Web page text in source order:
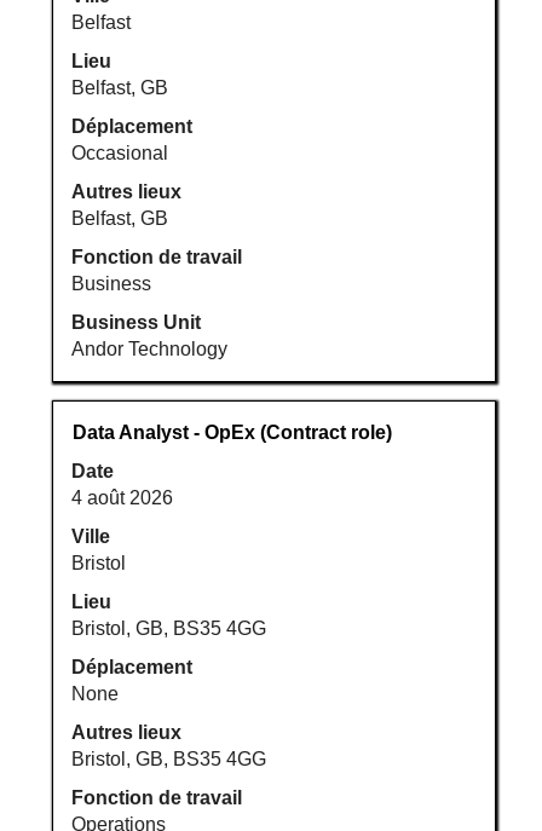
Belfast
Lieu
Belfast, GB
Déplacement
Occasional
Autres lieux
Belfast, GB
Fonction de travail
Business
Business Unit
Andor Technology
pour
afficher
tout
contenu
des
informations
d’emploi.
Titre
Data Analyst - OpEx (Contract role)
Date
4 août 2026
Ville
Bristol
Lieu
Bristol, GB, BS35 4GG
Déplacement
None
Autres lieux
Bristol, GB, BS35 4GG
Fonction de travail
Operations
Sélectionnez
avec
la
barre
d’espacement
pour
afficher
tout
contenu
des
informations
d’emploi.